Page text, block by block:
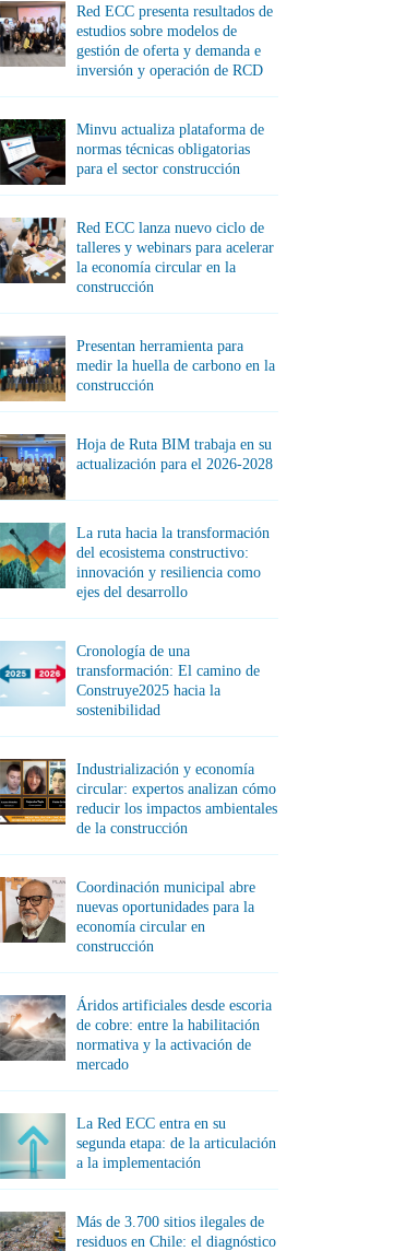
Red ECC presenta resultados de
estudios sobre modelos de
gestión de oferta y demanda e
inversión y operación de RCD
Minvu actualiza plataforma de
normas técnicas obligatorias
para el sector construcción
Red ECC lanza nuevo ciclo de
talleres y webinars para acelerar
la economía circular en la
construcción
Presentan herramienta para
medir la huella de carbono en la
construcción
Hoja de Ruta BIM trabaja en su
actualización para el 2026-2028
La ruta hacia la transformación
del ecosistema constructivo:
innovación y resiliencia como
ejes del desarrollo
Cronología de una
transformación: El camino de
Construye2025 hacia la
sostenibilidad
Industrialización y economía
circular: expertos analizan cómo
reducir los impactos ambientales
de la construcción
Coordinación municipal abre
nuevas oportunidades para la
economía circular en
construcción
Áridos artificiales desde escoria
de cobre: entre la habilitación
normativa y la activación de
mercado
La Red ECC entra en su
segunda etapa: de la articulación
a la implementación
Más de 3.700 sitios ilegales de
residuos en Chile: el diagnóstico